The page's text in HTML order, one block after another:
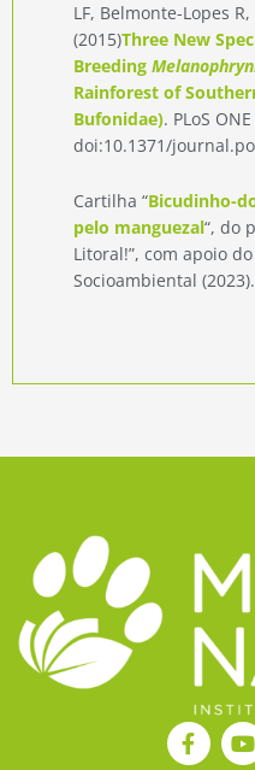
LF, Belmonte-Lopes
(2015)Three New
Breeding
Rainforest of
Bufonidae). PLoS
doi:10.1371/
Cartilha “Bicudinho-
pelo manguezal“, do
Litoral!”, com apoio
Socioambiental (2023).
F
a
Y
o